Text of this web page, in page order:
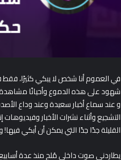
في العموم أنا شخص لا يبكي كثيرًا، فقط
شهود على هذه الدموع وأحيانًا
و عند سماع أخبار سعيدة وعند وداع
التشجيع وأثناء نشرات الأخبار
القليلة جدًا جدًا التي يمكن أن أبكي